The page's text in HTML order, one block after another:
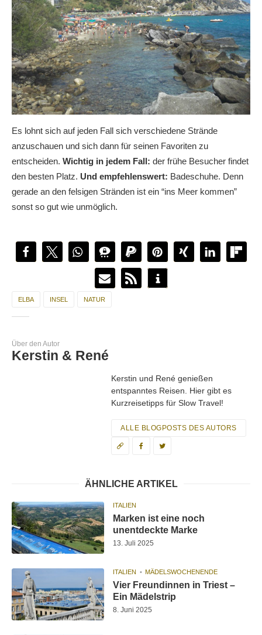
Es lohnt sich auf jeden Fall sich verschiedene Strände
anzuschauen und sich dann für seinen Favoriten zu
entscheiden. Wichtig in jedem Fall: der frühe Besucher findet
den besten Platz. Und empfehlenswert: Badeschuhe. Denn
gerade an den felsigen Stränden ist ein “ins Meer kommen”
sonst so gut wie unmöglich.
ELBA INSEL NATUR
Über den Autor
Kerstin & René
Kerstin und René genießen
entspanntes Reisen. Hier gibt es
Kurzreisetipps für Slow Travel!
ALLE BLOGPOSTS DES AUTORS
ÄHNLICHE ARTIKEL
ITALIEN
Marken ist eine noch
unentdeckte Marke
13. Juli 2025
ITALIEN MÄDELSWOCHENENDE
Vier Freundinnen in Triest –
Ein Mädelstrip
8. Juni 2025